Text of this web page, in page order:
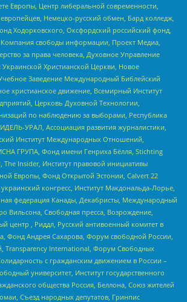
Европы, Центр либеральной современности,
Немецко-русский обмен, Бард колледж,
Ходорковского, Оксфордский российский фонд,
свободы информации, Проект Медиа,
за права человека, Духовное Управление
Украинской Христианской Церкви, Новое
Заведение Международный Библейский
христианское движение, Всемирный Институт
Церковь Духовной Технологии,
по наблюдению за выборами, Республика
УРАЛ, Ассоциация развития журналистики,
Институт Международных Отношений,
ГРУПА, Фонд имени Генриха Бёлля, Stichting
The Insider, Институт правовой инициативы
Европы, Фонд Открытой Эстонии, Calvert 22
конгресс, Институт Макдональда-Лорье,
федерация Канады, Декабристы, Международный
Вильсона, Свободная пресса, Возрождение,
центр , Риддл, Русский антивоенный комитет в
Фонд Андрея Сахарова, Форум свободной России,
Transparеncy International, Форум Свободных
с гражданским движением в России –
университет, Институт государственного
общества Россия, Беллона, Союз жителей
Съезд народных депутатов, Гринпис